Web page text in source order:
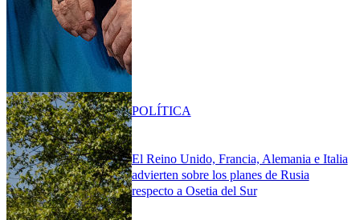
El Reino Unido, Francia, Alemania e Italia
advierten sobre los planes de Rusia
respecto a Osetia del Sur
POLÍTICA